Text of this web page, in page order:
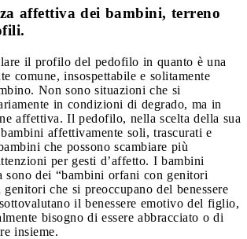
affettiva dei bambini, terreno
il profilo del pedofilo in quanto è una
comune, insospettabile e solitamente
Non sono situazioni che si
in condizioni di degrado, ma in
affettiva. Il pedofilo, nella scelta della sua
affettivamente soli, trascurati e
che possono scambiare più
per gesti d’affetto. I bambini
dei “bambini orfani con genitori
che si preoccupano del benessere
il benessere emotivo del figlio,
bisogno di essere abbracciato o di
insieme.